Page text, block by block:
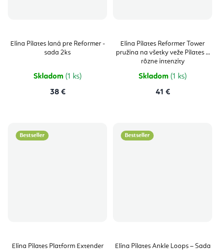
Elina Pilates laná pre Reformer -
sada 2ks
Skladom (1 ks)
38 €
Elina Pilates Reformer Tower
pružina na všetky veže Pilates 3
rôzne intenzity
Skladom (1 ks)
41 €
Bestseller
Elina Pilates Platform Extender
Bestseller
Elina Pilates Ankle Loops – Sada